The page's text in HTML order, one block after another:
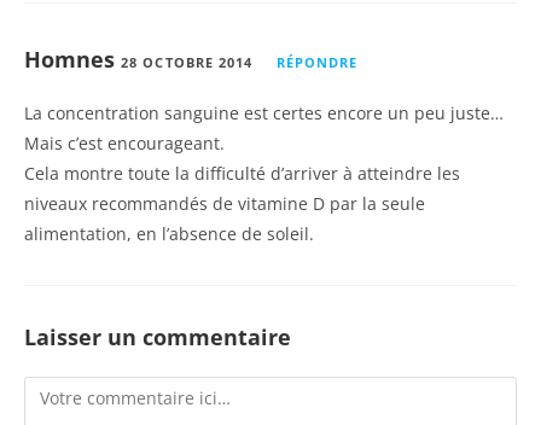
Homnes 28 OCTOBRE 2014 RÉPONDRE
La concentration sanguine est certes encore un peu juste…
Mais c’est encourageant.
Cela montre toute la difficulté d’arriver à atteindre les
niveaux recommandés de vitamine D par la seule
alimentation, en l’absence de soleil.
Laisser un commentaire
Comment